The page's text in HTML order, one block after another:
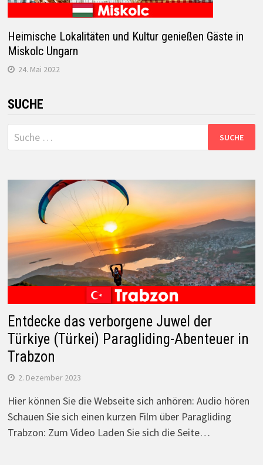
Heimische Lokalitäten und Kultur genießen Gäste in
Miskolc Ungarn
24. Mai 2022
SUCHE
Suche
nach:
Entdecke das verborgene Juwel der
Türkiye (Türkei) Paragliding-Abenteuer in
Trabzon
2. Dezember 2023
Hier können Sie die Webseite sich anhören: Audio hören
Schauen Sie sich einen kurzen Film über Paragliding
Trabzon: Zum Video Laden Sie sich die Seite…